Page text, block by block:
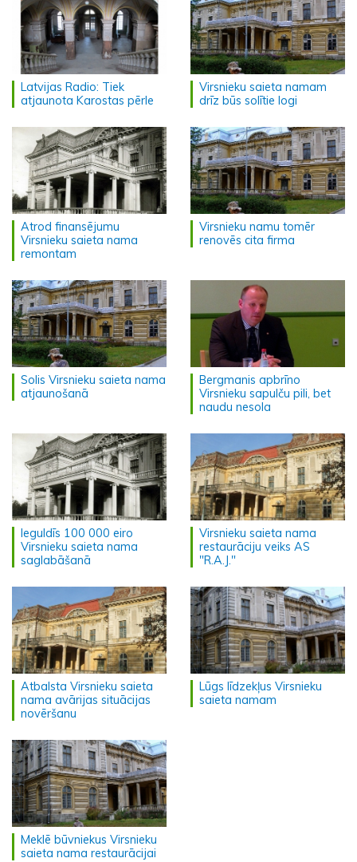
Latvijas Radio: Tiek
atjaunota Karostas pērle
Virsnieku saieta namam
drīz būs solītie logi
Atrod finansējumu
Virsnieku saieta nama
remontam
Virsnieku namu tomēr
renovēs cita firma
Solis Virsnieku saieta nama
atjaunošanā
Bergmanis apbrīno
Virsnieku sapulču pili, bet
naudu nesola
Ieguldīs 100 000 eiro
Virsnieku saieta nama
saglabāšanā
Virsnieku saieta nama
restaurāciju veiks AS
"R.A.J."
Atbalsta Virsnieku saieta
nama avārijas situācijas
novēršanu
Lūgs līdzekļus Virsnieku
saieta namam
Meklē būvniekus Virsnieku
saieta nama restaurācijai